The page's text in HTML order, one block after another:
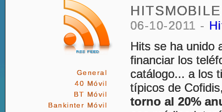
General
40 Móvil
BT Móvil
Bankinter Móvil
06-10-2011 -
Hits se ha unido
financiar los
catálogo... a los
típicos de
torno al 20%